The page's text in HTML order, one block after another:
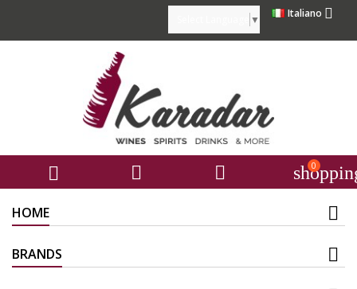
Italiano 
▼
   0
HOME
BRANDS